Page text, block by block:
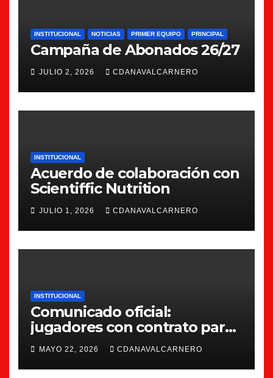
INSTITUCIONAL NOTICIAS PRIMER EQUIPO PRINCIPAL
Campaña de Abonados 26/27
JULIO 2, 2026 CDANAVALCARNERO
INSTITUCIONAL
Acuerdo de colaboración con
Scientiffic Nutrition
JULIO 1, 2026 CDANAVALCARNERO
INSTITUCIONAL
Comunicado oficial:
jugadores con contrato para
la 26/27
MAYO 22, 2026 CDANAVALCARNERO